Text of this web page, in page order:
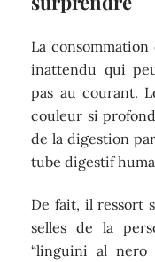
La
inattendu qui
pas au courant.
couleur si
de la digestion
tube digestif
De fait, il ressort
selles de la
“linguini al nero